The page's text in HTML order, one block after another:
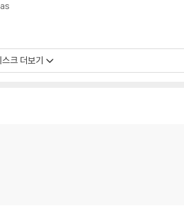
스크 더보기